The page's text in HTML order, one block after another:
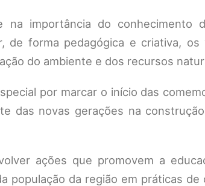
na importância do conhecimento
forma pedagógica e criativa, os
do ambiente e dos recursos
por marcar o início das
das novas gerações na
ações que promovem a
população da região em práticas de